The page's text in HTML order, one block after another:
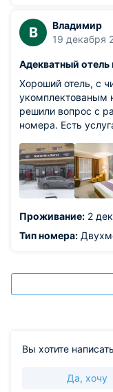
ваши слова о
о гостях
«отель стоит
становиться для
вас вновь -
опытом! С
Северное моер"
В
Владимир
19 декабря
Адекватный отель
Хороший отель, с
укомплектованым
решили вопрос с
номера. Есть
Проживание: 2
Тип номера:
Вы хотите
Да, хочу